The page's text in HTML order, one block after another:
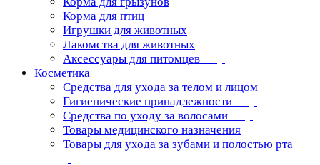
Корма для птиц
Игрушки для животных
Лакомства для животных
Аксессуары для питомцев
Косметика
Средства для ухода за телом и лицом
Гигиенические принадлежности
Средства по уходу за волосами
Товары медицинского назначения
Товары для ухода за зубами и полостью рта